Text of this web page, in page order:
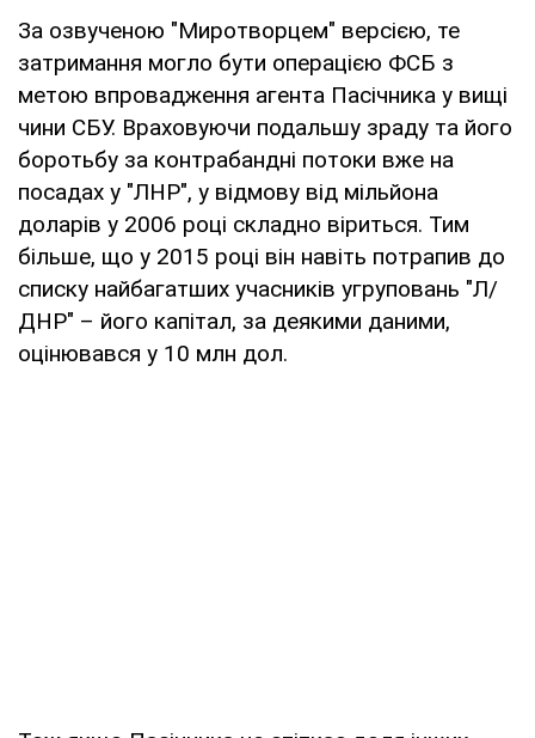
За озвученою "Миротворцем" версією, те
затримання могло бути операцією ФСБ з
метою впровадження агента Пасічника у вищі
чини СБУ. Враховуючи подальшу зраду та його
боротьбу за контрабандні потоки вже на
посадах у "ЛНР", у відмову від мільйона
доларів у 2006 році складно віриться. Тим
більше, що у 2015 році він навіть потрапив до
списку найбагатших учасників угруповань "Л/
ДНР" – його капітал, за деякими даними,
оцінювався у 10 млн дол.